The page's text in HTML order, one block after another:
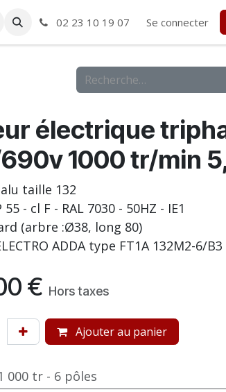
02 23 10 19 07 Se connecter
électrique
1000 tr/min
taille 132
55 - cl F - RAL 7030 - 50HZ - IE1
(arbre :Ø38, long 80)
ADDA type FT1A 132M2-6/B3
€ Hors taxes
Ajouter au panier
000 tr - 6 pôles